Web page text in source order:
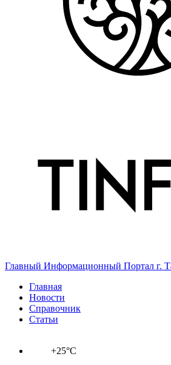
Главный Информационный Портал г.
Главная
Новости
Справочник
Статьи
+25°C